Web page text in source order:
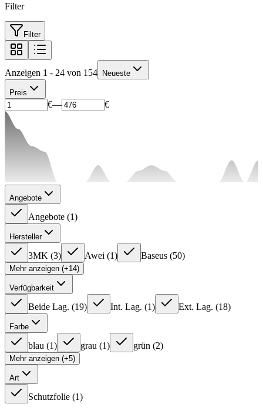
Filter
Filter
Anzeigen 1 - 24 von 154 Neueste
Preis
€— €
Angebote
Angebote (1)
Hersteller
3MK (3) Awei (1) Baseus (50)
Mehr anzeigen (+14)
Verfügbarkeit
Beide Lag. (19) Int. Lag. (1) Ext. Lag. (18)
Farbe
blau (1) grau (1) grün (2)
Mehr anzeigen (+5)
Art
Schutzfolie (1)